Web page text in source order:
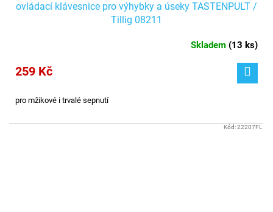
ovládací klávesnice pro výhybky a úseky TASTENPULT /
Tillig 08211
Skladem (13 ks)
259 Kč
pro mžikové i trvalé sepnutí
Kód:22207FL